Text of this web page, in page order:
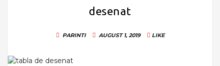
desenat
PARINTI AUGUST 1, 2019 LIKE